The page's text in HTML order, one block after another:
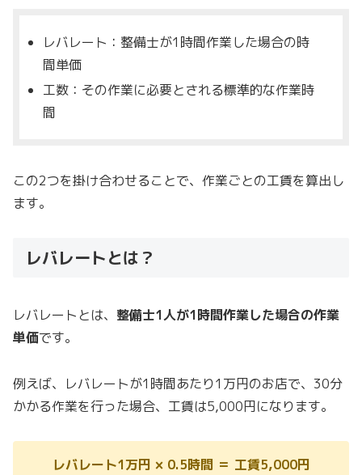
レバレート：整備士が1時間作業した場合の時
間単価
工数：その作業に必要とされる標準的な作業時
間
この2つを掛け合わせることで、作業ごとの工賃を算出し
ます。
レバレートとは？
レバレートとは、 整備士1人が1時間作業した場合の作業
単価です。
例えば、レバレートが1時間あたり1万円のお店で、30分
かかる作業を行った場合、工賃は5,000円になります。
レバレート1万円 × 0.5時間 ＝ 工賃5,000円